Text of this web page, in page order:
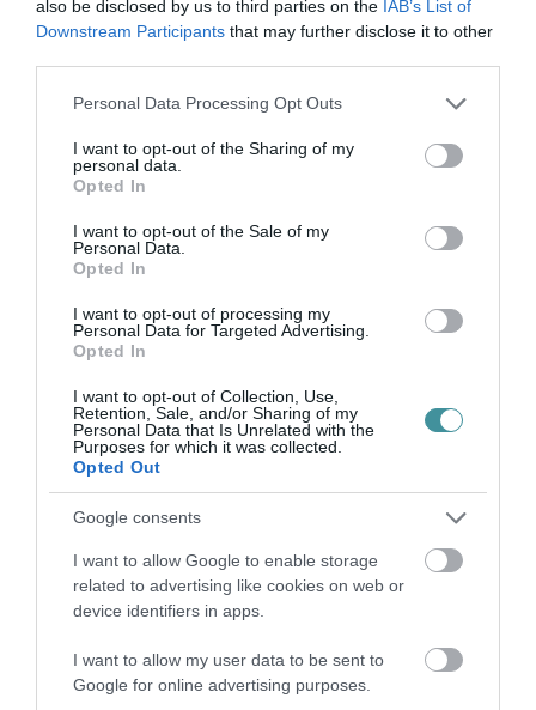
also be disclosed by us to third parties on the IAB’s List of
Downstream Participants that may further disclose it to other
Please note that this website/app uses one or more Google
not limited to your visit or usage behaviour. You may click to
grant or deny consent to Google and its third-party tags to
use your data for below specified purposes in below Google
consent section.
Personal Data Processing Opt Outs
I want to opt-out of the Sharing of my
personal data.
Opted In
I want to opt-out of the Sale of my
Personal Data.
Opted In
I want to opt-out of processing my
Personal Data for Targeted Advertising.
Opted In
I want to opt-out of Collection, Use,
Retention, Sale, and/or Sharing of my
Personal Data that Is Unrelated with the
Purposes for which it was collected.
Opted Out
Google consents
I want to allow Google to enable storage
related to advertising like cookies on web or
device identifiers in apps.
I want to allow my user data to be sent to
Google for online advertising purposes.
VISSZA A FŐOLDALRA
35 PERCES TANÓRÁK ÉS KEVESEBB HÁZI
FELADAT JÖHET AZ ALSÓ ...
ELNÖKNEK A TISZA
2026. augusztus 08 Mindenki ügye
ÚJ MAGYAR KÜLÜGYI STRATÉGIA KÉSZÜL,